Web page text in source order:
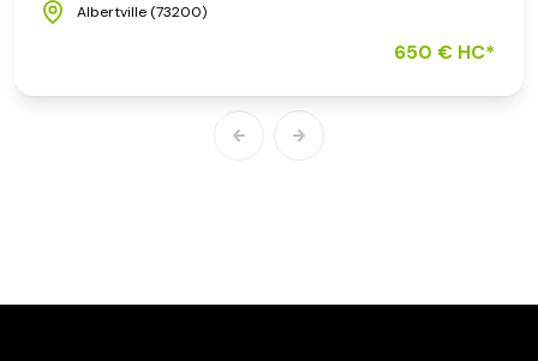
Albertville (73200)
650 € HC*